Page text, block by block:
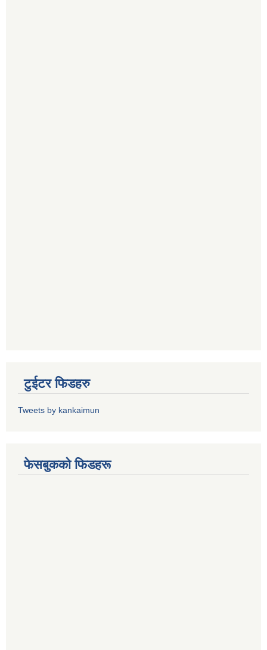
टुईटर फिडहरु
Tweets by kankaimun
फेसबुकको फिडहरू